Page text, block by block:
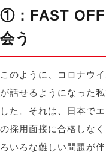
①：FAST
会う
このように、コロナウ
が話せるようになった
した。それは、日本で
の採用面接に合格しな
ろいろな難しい問題が